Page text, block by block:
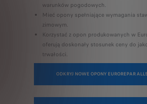
warunków pogodowych.
Mieć opony spełniające wymagania
zimowym.
Korzystać z opon produkowanych w
oferują doskonały stosunek ceny do
trwałości.
ODKRYJ NOWE OPONY EUROREPAR